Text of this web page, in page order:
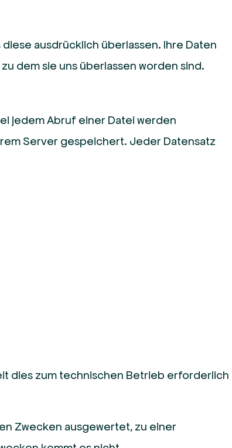
ausdrücklich überlassen. Ihre Daten
dem sie uns überlassen worden sind.
jedem Abruf einer Datei werden
Server gespeichert. Jeder Datensatz
dies zum technischen Betrieb erforderlich
Zwecken ausgewertet, zu einer